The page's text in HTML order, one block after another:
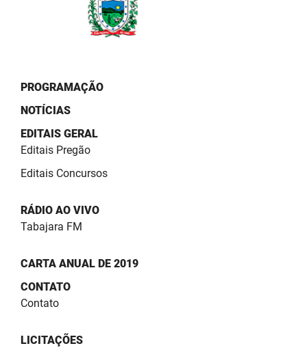
PROGRAMAÇÃO
NOTÍCIAS
EDITAIS GERAL
Editais Pregão
Editais Concursos
RÁDIO AO VIVO
Tabajara FM
CARTA ANUAL DE 2019
CONTATO
Contato
LICITAÇÕES